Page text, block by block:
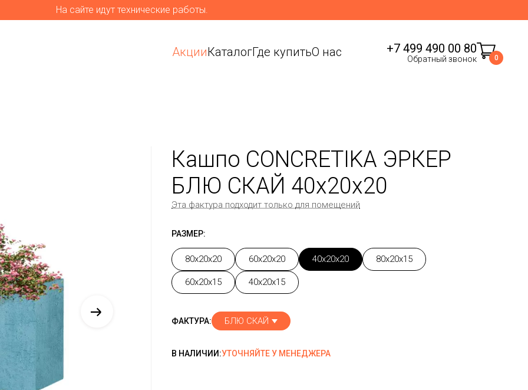
На сайте идут технические работы.
АкцииКаталогГде купитьО нас +7 499 490 00 80
Обратный звонок 0
Кашпо CONCRETIKA ЭРКЕР
БЛЮ СКАЙ 40x20x20
Эта фактура подходит только для помещений
РАЗМЕР:
80x20x20 60x20x20 40x20x20 80x20x15
60x20x15 40x20x15
ФАКТУРА: БЛЮ СКАЙ
В НАЛИЧИИ:УТОЧНЯЙТЕ У МЕНЕДЖЕРА